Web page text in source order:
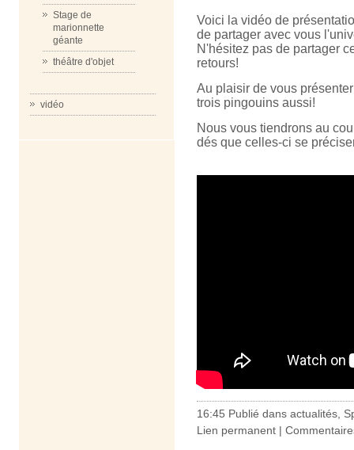
Stage de
marionnette
géante
théâtre d'objet
vidéo
Voici la vidéo de
de partager avec vous
N'hésitez pas de partager
retours!
Au plaisir de vous
trois pingouins aussi!
Nous vous tiendrons au
dés que celles-ci se
16:45 Publié dans actualités
Lien permanent |